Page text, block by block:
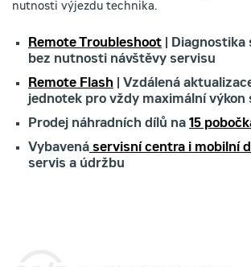
nutnosti výjezdu technika.
Remote Troubleshoot | Diagnostika
bez nutnosti návštěvy servisu
Remote Flash | Vzdálená
jednotek pro vždy maximální výkon
Prodej náhradních dílů na 15
Vybavená servisní centra i mobilní
servis a údržbu